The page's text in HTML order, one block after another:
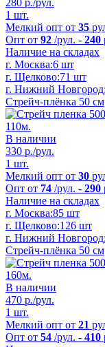
1 шт.
Мелкий опт от 35
Опт от 92 /рул. - 240
Наличие на складах
г. Москва:6 шт
г. Щелково:71 шт
г. Нижний Новгород:
Стрейч-плёнка 50
В наличии
330 р./рул.
1 шт.
Мелкий опт от 30
Опт от 74 /рул. - 290
Наличие на складах
г. Москва:85 шт
г. Щелково:126 шт
г. Нижний Новгород:
Стрейч-плёнка 50
В наличии
470 р./рул.
1 шт.
Мелкий опт от 21
Опт от 54 /рул. - 410